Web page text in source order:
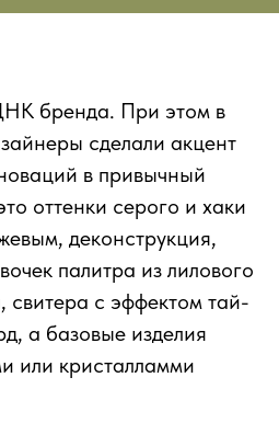
бренда. При этом в
сделали акцент
в привычный
оттенки серого и хаки
деконструкция,
палитра из лилового
свитера с эффектом тай-
а базовые изделия
или кристалламми